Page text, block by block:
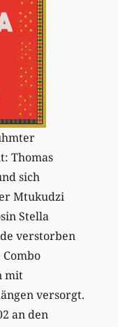
Thomas
sich
Mtukudzi
Stella
verstorben
mit
versorgt.
an den